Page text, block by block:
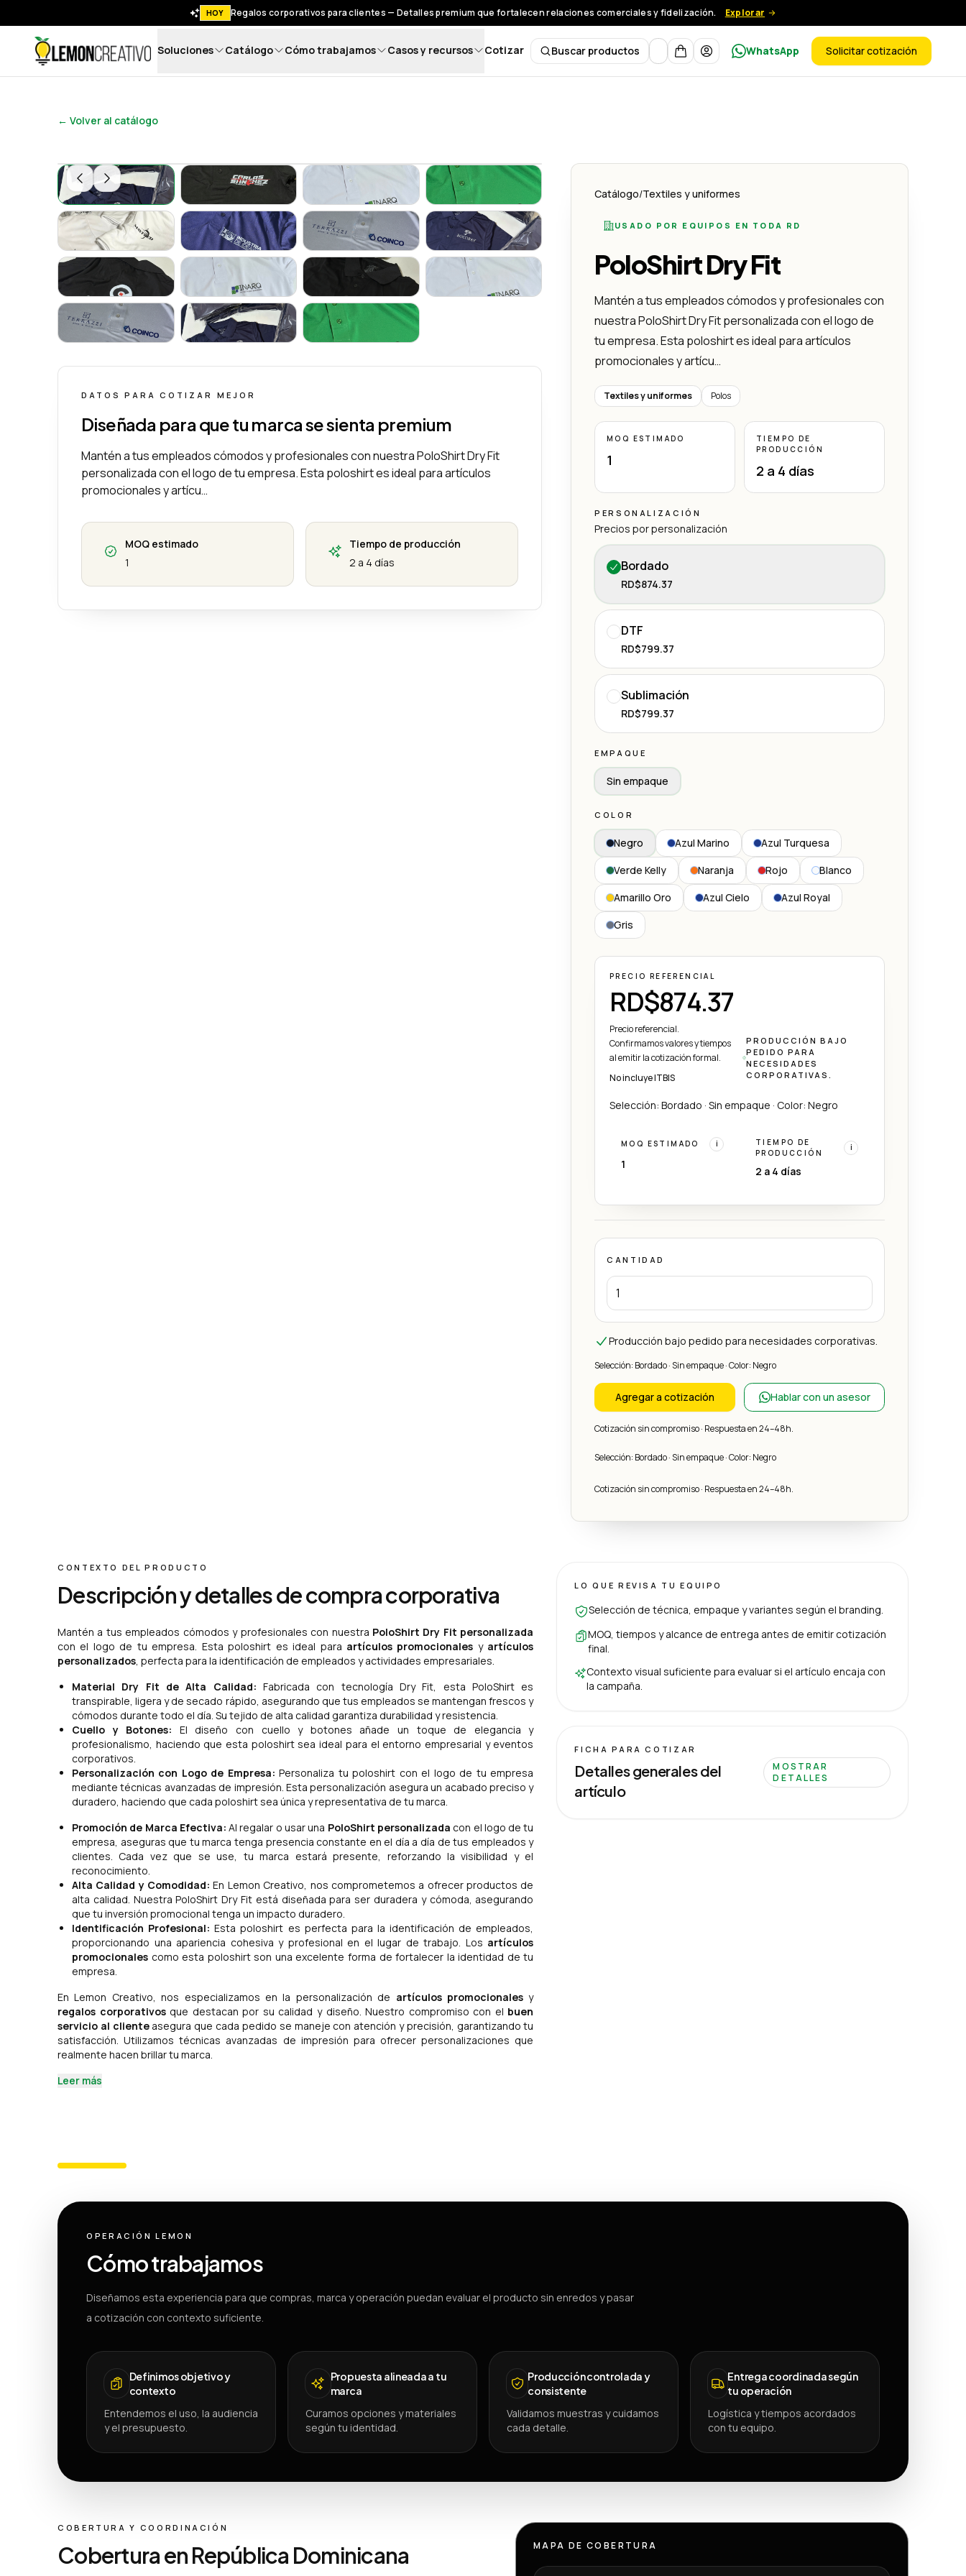
HOY Regalos corporativos para clientes — Detalles premium que fortalecen relaciones comerciales y fidelización. Explorar
Lemon Creativo
Soluciones Catálogo Cómo trabajamos Casos y recursos Cotizar Buscar productos
Buscar productos
Moneda WhatsApp Solicitar cotización
← Volver al catálogo
PoloShirt Dry Fit PoloShirt Dry Fit PoloShirt Dry Fit
PoloShirt Dry Fit - Lemon Creativo
PoloShirt Dry Fit PoloShirt Dry Fit PoloShirt Dry Fit
PoloShirt Dry Fit PoloShirt Dry Fit PoloShirt Dry Fit
PoloShirt Dry Fit PoloShirt Dry Fit PoloShirt Dry Fit
DATOS PARA COTIZAR MEJOR
Diseñada para que tu marca se sienta premium
Mantén a tus empleados cómodos y profesionales con nuestra PoloShirt Dry Fit
personalizada con el logo de tu empresa. Esta poloshirt es ideal para artículos
promocionales y artícu…
MOQ estimado
1
Tiempo de producción
2 a 4 días
Catálogo/Textiles y uniformes
USADO POR EQUIPOS EN TODA RD
PoloShirt Dry Fit
Mantén a tus empleados cómodos y profesionales con
nuestra PoloShirt Dry Fit personalizada con el logo de
tu empresa. Esta poloshirt es ideal para artículos
promocionales y artícu…
Textiles y uniformes Polos
MOQ ESTIMADO
1
TIEMPO DE
PRODUCCIÓN
2 a 4 días
PERSONALIZACIÓN
Precios por personalización
Bordado
RD$874.37
DTF
RD$799.37
Sublimación
RD$799.37
EMPAQUE
Sin empaque
COLOR
Negro Azul Marino
Azul Turquesa
Verde Kelly
Naranja Rojo
Blanco
Amarillo Oro
Azul Cielo
Azul Royal
Gris
PRECIO REFERENCIAL
RD$874.37
Precio referencial.
Confirmamos valores y tiempos
al emitir la cotización formal.
No incluye ITBIS
PRODUCCIÓN BAJO
PEDIDO PARA
NECESIDADES
CORPORATIVAS.
Selección: Bordado · Sin empaque · Color: Negro
MOQ ESTIMADO i
1
TIEMPO DE
PRODUCCIÓN
i
2 a 4 días
CANTIDAD
Producción bajo pedido para necesidades corporativas.
Selección: Bordado · Sin empaque · Color: Negro
Agregar a cotización Hablar con un asesor
Cotización sin compromiso · Respuesta en 24–48h.
Selección: Bordado · Sin empaque · Color: Negro
Cotización sin compromiso · Respuesta en 24–48h.
CONTEXTO DEL PRODUCTO
Descripción y detalles de compra corporativa
Mantén a tus empleados cómodos y profesionales con nuestra PoloShirt Dry Fit personalizada
con el logo de tu empresa. Esta poloshirt es ideal para artículos promocionales y artículos
personalizados , perfecta para la identificación de empleados y actividades empresariales.
Material Dry Fit de Alta Calidad: Fabricada con tecnología Dry Fit, esta PoloShirt es
transpirable, ligera y de secado rápido, asegurando que tus empleados se mantengan frescos y
cómodos durante todo el día. Su tejido de alta calidad garantiza durabilidad y resistencia.
Cuello y Botones: El diseño con cuello y botones añade un toque de elegancia y
profesionalismo, haciendo que esta poloshirt sea ideal para el entorno empresarial y eventos
corporativos.
Personalización con Logo de Empresa: Personaliza tu poloshirt con el logo de tu empresa
mediante técnicas avanzadas de impresión. Esta personalización asegura un acabado preciso y
duradero, haciendo que cada poloshirt sea única y representativa de tu marca.
Promoción de Marca Efectiva: Al regalar o usar una PoloShirt personalizada con el logo de tu
empresa, aseguras que tu marca tenga presencia constante en el día a día de tus empleados y
clientes. Cada vez que se use, tu marca estará presente, reforzando la visibilidad y el
reconocimiento.
Alta Calidad y Comodidad: En Lemon Creativo, nos comprometemos a ofrecer productos de
alta calidad. Nuestra PoloShirt Dry Fit está diseñada para ser duradera y cómoda, asegurando
que tu inversión promocional tenga un impacto duradero.
Identificación Profesional: Esta poloshirt es perfecta para la identificación de empleados,
proporcionando una apariencia cohesiva y profesional en el lugar de trabajo. Los artículos
promocionales como esta poloshirt son una excelente forma de fortalecer la identidad de tu
empresa.
En Lemon Creativo, nos especializamos en la personalización de artículos promocionales y
regalos corporativosque destacan por su calidad y diseño. Nuestro compromiso con el buen
servicio al clienteasegura que cada pedido se maneje con atención y precisión, garantizando tu
satisfacción. Utilizamos técnicas avanzadas de impresión para ofrecer personalizaciones que
realmente hacen brillar tu marca.
Leer más
LO QUE REVISA TU EQUIPO
Selección de técnica, empaque y variantes según el branding.
MOQ, tiempos y alcance de entrega antes de emitir cotización
final.
Contexto visual suficiente para evaluar si el artículo encaja con
la campaña.
FICHA PARA COTIZAR
Detalles generales del
artículo
MOSTRAR
DETALLES
OPERACIÓN LEMON
Cómo trabajamos
Diseñamos esta experiencia para que compras, marca y operación puedan evaluar el producto sin enredos y pasar
a cotización con contexto suficiente.
Definimos objetivo y
contexto
Entendemos el uso, la audiencia
y el presupuesto.
Propuesta alineada a tu
marca
Curamos opciones y materiales
según tu identidad.
Producción controlada y
consistente
Validamos muestras y cuidamos
cada detalle.
Entrega coordinada según
tu operación
Logística y tiempos acordados
con tu equipo.
COBERTURA Y COORDINACIÓN
Cobertura en República Dominicana MAPA DE COBERTURA